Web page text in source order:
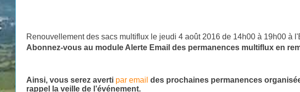
Renouvellement des sacs multiflux le jeudi 4 août 2016 de 14h00 à 19h00 à
Abonnez-vous au module Alerte Email des permanences multiflux en
Ainsi, vous serez averti par email des prochaines permanences
rappel la veille de l’événement.